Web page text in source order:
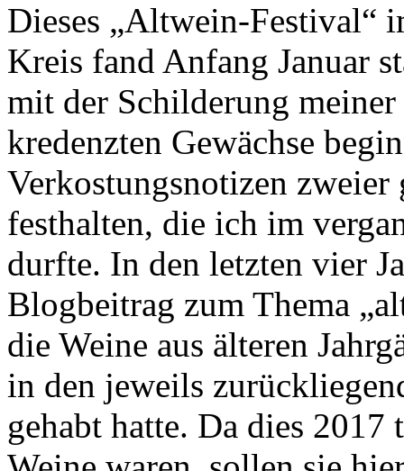
Dieses „Altwein-Festival“
Kreis fand Anfang Januar
mit der Schilderung
kredenzten Gewächse
Verkostungsnotizen zweier
festhalten, die ich im
durfte. In den letzten vier
Blogbeitrag zum Thema
die Weine aus älteren
in den jeweils
gehabt hatte. Da dies 2017